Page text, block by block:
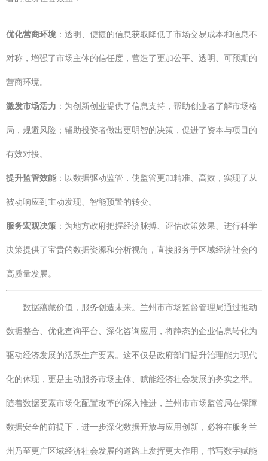
优化营商环境 ：透明、便捷的信息获取降低了市场交易成本和信息不
对称，增强了市场主体的信任度，营造了更加公平、透明、可预期的
营商环境。
激发市场活力 ：为创新创业提供了信息支持，帮助创业者了解市场格
局，规避风险；辅助投资者做出更明智的决策，促进了资本与项目的
有效对接。
提升监管效能 ：以数据驱动监管，使监管更加精准、高效，实现了从
被动响应到主动发现、智能预警的转变。
服务宏观决策 ：为地方政府把握经济脉搏、评估政策效果、进行科学
决策提供了宝贵的数据资源和分析视角，直接服务于区域经济社会的
高质量发展。
数据蕴藏价值，服务创造未来。兰州市市场监督管理局通过推动
数据整合、优化查询平台、深化咨询应用，将静态的企业信息转化为
驱动经济发展的活跃生产要素。这不仅是政府部门提升治理能力现代
化的体现，更是主动服务市场主体、赋能经济社会发展的务实之举。
随着数据要素市场化配置改革的深入推进，兰州市市场监管局在保障
数据安全的前提下，进一步深化数据开放与应用创新，必将在服务兰
州乃至更广区域经济社会发展的道路上发挥更大作用，书写数字赋能